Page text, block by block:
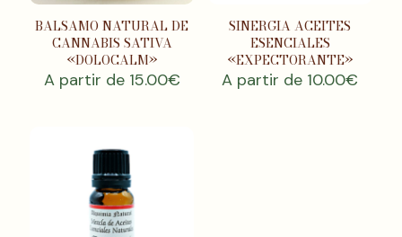
BALSAMO NATURAL DE
CANNABIS SATIVA
«DOLOCALM»
A partir de 15.00€
SINERGIA ACEITES
ESENCIALES
«EXPECTORANTE»
A partir de 10.00€